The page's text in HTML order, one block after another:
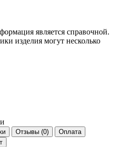
является справочной.
изделия могут несколько
Отзывы (0)
Оплата